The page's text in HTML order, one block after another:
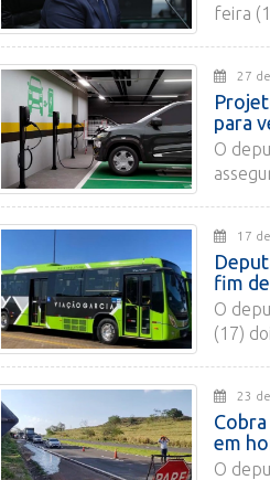
feira
27
para
O
17
fim
O
(17)
23
em
O